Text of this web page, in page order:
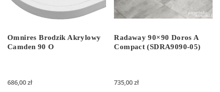
Omnires Brodzik Akrylowy
Camden 90 O
686,00zł
Radaway 90×90 Doros A
Compact (SDRA9090-05)
735,00zł